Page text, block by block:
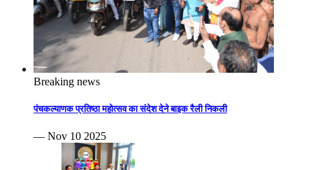
Breaking news
पंचकल्याणक प्रतिष्ठा महोत्सव का संदेश देने बाइक रैली निकली
— Nov 10 2025